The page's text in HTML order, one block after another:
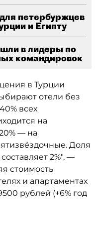
петербуржцев
и Египту
в лидеры по
командировок
в Турции
отели без
всех
на
— на
Доля
2%", —
стоимость
и апартаментах
рублей (+6% год